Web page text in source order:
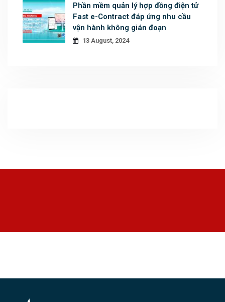
Phần mềm quản lý hợp đồng điện tử
Fast e-Contract đáp ứng nhu cầu
vận hành không gián đoạn
13 August, 2024